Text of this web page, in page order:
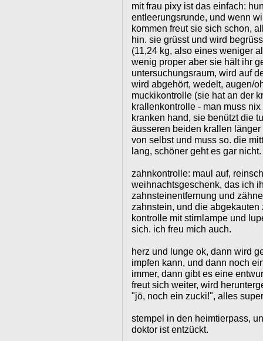
mit frau pixy ist das einfach:
entleerungsrunde, und wenn
kommen freut sie sich schon,
hin. sie grüsst und wird
(11,24 kg, also eines weniger
wenig proper aber sie hält ihr
untersuchungsraum, wird auf
wird abgehört, wedelt, augen/
muckikontrolle (sie hat an der
krallenkontrolle - man muss
kranken hand, sie benützt die
äusseren beiden krallen
von selbst und muss so. die
lang, schöner geht es gar nicht.
zahnkontrolle: maul auf,
weihnachtsgeschenk, das ich
zahnsteinentfernung und
zahnstein, und die
kontrolle mit stirnlampe und
sich. ich freu mich auch.
herz und lunge ok, dann wird
impfen kann, und dann noch
immer, dann gibt es eine
freut sich weiter, wird
"jö, noch ein zucki!", alles
stempel in den heimtierpass,
doktor ist entzückt.